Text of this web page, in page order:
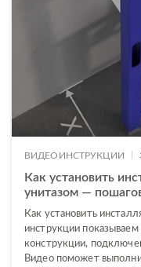
ПОДХОДИТ К
BLICK
ACCENTO
BRASKO
ВИДЕОИНСТРУКЦИИ
Как установить
унитазом —
Как установить
инструкции
конструкции,
Видео поможет